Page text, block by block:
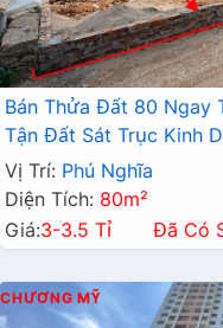
Bán Thửa Đất 80 Ngay
Tận Đất Sát Trục Kinh
Vị Trí: Phú Nghĩa
Diện Tích: 80m²
Giá:3-3.5 Tỉ Đã Có
CHƯƠNG MỸ